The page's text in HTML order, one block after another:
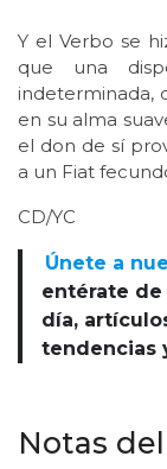
Y el Verbo se
que una
indeterminada,
en su alma
el don de sí
a un Fiat
CD/YC
Únete a
entérate de
día,
tendencias
Notas